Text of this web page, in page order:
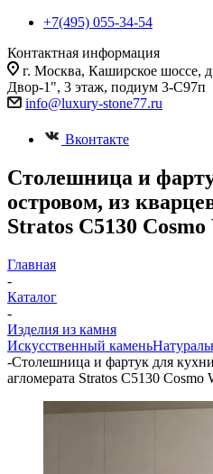
+7(495) 055-34-54
Контактная информация
г. Москва, Каширское шоссе,
Двор-1", 3 этаж, подиум 3-С97п
info@luxury-stone77.ru
Вконтакте
Столешница и
островом, из
Stratos C5130
Главная
-
Каталог
-
Изделия из камня
Искусственный камень
-Столешница и фартук для
агломерата Stratos C5130 Cosmo